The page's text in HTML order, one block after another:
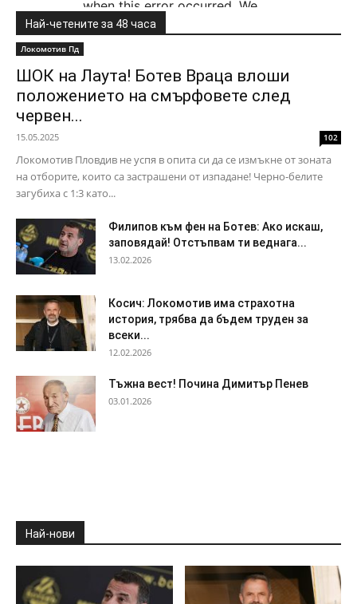
Най-четените за 48 часа
Локомотив Пд
ШОК на Лаута! Ботев Враца влоши
положението на смърфовете след
червен...
15.05.2025 102
Локомотив Пловдив не успя в опита си да се измъкне от зоната
на отборите, които са застрашени от изпадане! Черно-белите
загубиха с 1:3 като...
Филипов към фен на Ботев: Ако искаш,
заповядай! Отстъпвам ти веднага...
13.02.2026
Косич: Локомотив има страхотна
история, трябва да бъдем труден за
всеки...
12.02.2026
Тъжна вест! Почина Димитър Пенев
03.01.2026
Най-нови